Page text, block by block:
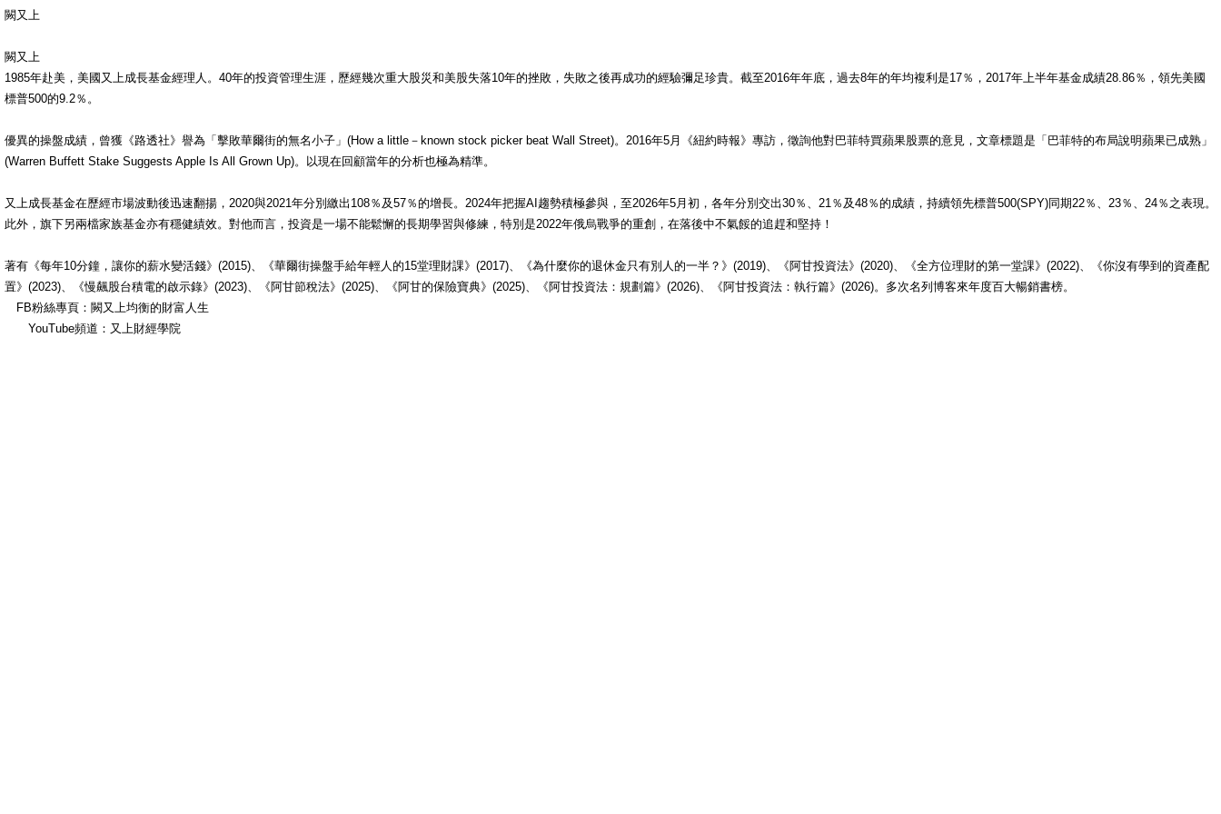
闕又上
闕又上
1985年赴美，美國又上成長基金經理人。40年的投資管理生涯，歷經幾次重大股災和美股失落10年的挫敗，失敗之後再成功的經驗彌足珍貴。截至2016年年底，過去8年的年均複利是17％，2017年上半年基金成績28.86％，領先美國
標普500的9.2％。
優異的操盤成績，曾獲《路透社》譽為「擊敗華爾街的無名小子」(How a little－known stock picker beat Wall Street)。2016年5月《紐約時報》專訪，徵詢他對巴菲特買蘋果股票的意見，文章標題是「巴菲特的布局說明蘋果已成熟」
(Warren Buffett Stake Suggests Apple Is All Grown Up)。以現在回顧當年的分析也極為精準。
又上成長基金在歷經市場波動後迅速翻揚，2020與2021年分別繳出108％及57％的增長。2024年把握AI趨勢積極參與，至2026年5月初，各年分別交出30％、21％及48％的成績，持續領先標普500(SPY)同期22％、23％、24％之表現。
此外，旗下另兩檔家族基金亦有穩健績效。對他而言，投資是一場不能鬆懈的長期學習與修練，特別是2022年俄烏戰爭的重創，在落後中不氣餒的追趕和堅持！
著有《每年10分鐘，讓你的薪水變活錢》(2015)、《華爾街操盤手給年輕人的15堂理財課》(2017)、《為什麼你的退休金只有別人的一半？》(2019)、《阿甘投資法》(2020)、《全方位理財的第一堂課》(2022)、《你沒有學到的資產配
置》(2023)、《慢飆股台積電的啟示錄》(2023)、《阿甘節稅法》(2025)、《阿甘的保險寶典》(2025)、《阿甘投資法：規劃篇》(2026)、《阿甘投資法：執行篇》(2026)。多次名列博客來年度百大暢銷書榜。
FB粉絲專頁：闕又上均衡的財富人生
YouTube頻道：又上財經學院